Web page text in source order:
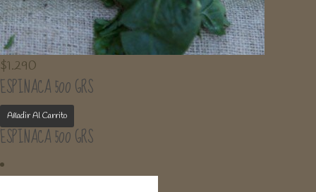
$1.290
ESPINACA 500 GRS
Añadir Al Carrito
ESPINACA 500 GRS